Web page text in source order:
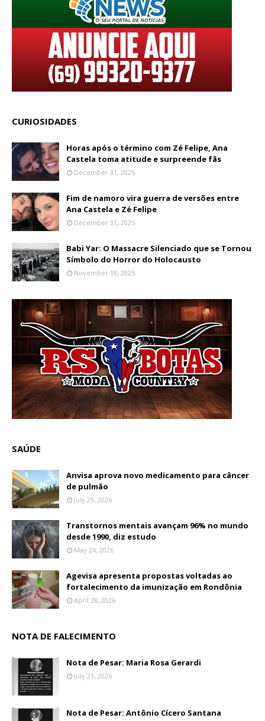
CURIOSIDADES
Horas após o término com Zé Felipe, Ana
Castela toma atitude e surpreende fãs
December 31, 2025
Fim de namoro vira guerra de versões entre
Ana Castela e Zé Felipe
December 31, 2025
Babi Yar: O Massacre Silenciado que se Tornou
Símbolo do Horror do Holocausto
November 18, 2025
SAÚDE
Anvisa aprova novo medicamento para câncer
de pulmão
July 29, 2026
Transtornos mentais avançam 96% no mundo
desde 1990, diz estudo
May 24, 2026
Agevisa apresenta propostas voltadas ao
fortalecimento da imunização em Rondônia
April 28, 2026
NOTA DE FALECIMENTO
Nota de Pesar: Maria Rosa Gerardi
July 21, 2026
Nota de Pesar: Antônio Cícero Santana